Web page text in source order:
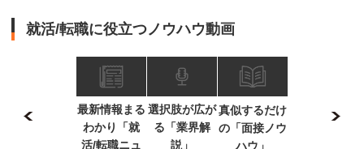
就活/転職に役立つノウハウ動画
最新情報まる
わかり「就
活/転職ニュ
選択肢が広が
る「業界解
説」
真似するだけ
の「面接ノウ
ハウ」